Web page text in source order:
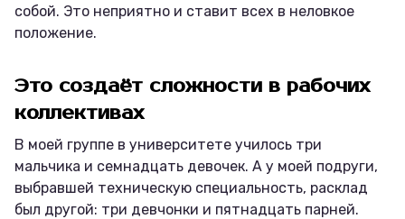
собой. Это неприятно и ставит всех в неловкое
положение.
Это создаёт сложности в рабочих
коллективах
В моей группе в университете училось три
мальчика и семнадцать девочек. А у моей подруги,
выбравшей техническую специальность, расклад
был другой: три девчонки и пятнадцать парней.